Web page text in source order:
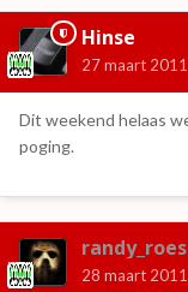
Hinse
27 maart 2011
Dit weekend helaas
poging.
randy_roes
28 maart 2011